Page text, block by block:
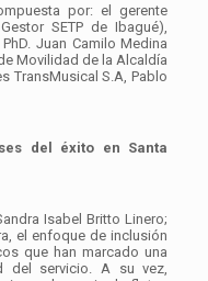
por: el gerente
SETP de Ibagué),
Juan Camilo Medina
Movilidad de la Alcaldía
TransMusical S.A, Pablo
del éxito en Santa
Isabel Britto Linero;
el enfoque de inclusión
que han marcado una
del servicio. A su vez,